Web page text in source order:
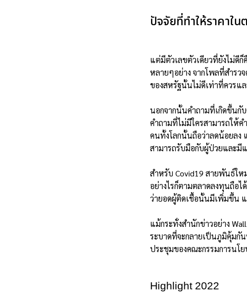
ปัจจัยที่ทำให้ราคาใน
แต่มีตัวเลขตัวเดียวที่ยังไม่ดีก็
หลายๆอย่าง จากโพลที่สำรว
ของสหรัฐนั้นไม่ดีเท่าที่ควรแ
นอกจากนั้นคำถามที่เกิดขึ้นกั
คำถามที่ไม่มีใครสามารถให้
คนทั้งโลกนั้นถือว่าลดน้อยลง
สามารถรับมือกับผู้ป่วยและมี
สำหรับ Covid19 สายพันธ์ใ
อย่างไรก็ตามตลาดลงทุนถือไ
ว่ายอดผู้ติดเชื้อนั้นมีเพิ่มขึ้น แ
แม้กระทั่งสำนักข่าวอย่าง
ระบาดที่จะกลายเป็นภูมิคุ้มกั
ประชุมของคณะกรรมการนโย
Highlight 2022